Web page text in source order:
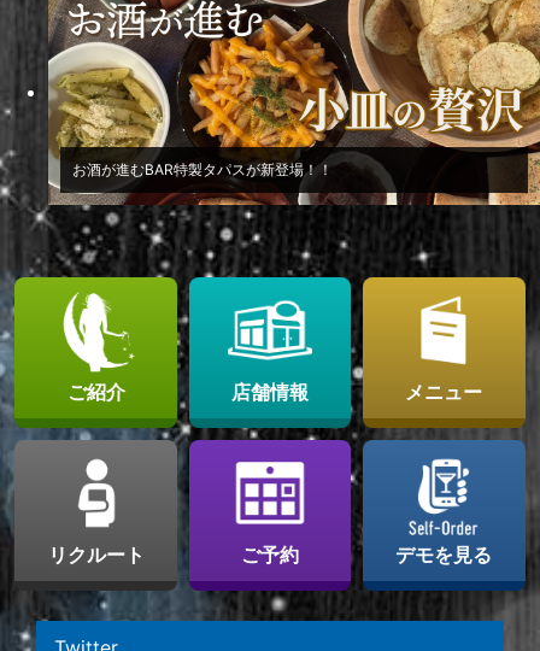
お酒が進むBAR特製タパスが新登場！！
ご紹介 店舗情報 メニュー
リクルート ご予約 デモを見る